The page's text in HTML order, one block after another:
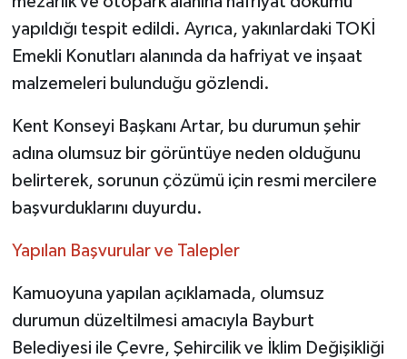
yapıldığı tespit edildi. Ayrıca, yakınlardaki TOKİ
Emekli Konutları alanında da hafriyat ve inşaat
malzemeleri bulunduğu gözlendi.
Kent Konseyi Başkanı Artar, bu durumun şehir
adına olumsuz bir görüntüye neden olduğunu
belirterek, sorunun çözümü için resmi mercilere
başvurduklarını duyurdu.
Yapılan Başvurular ve Talepler
Kamuoyuna yapılan açıklamada, olumsuz
durumun düzeltilmesi amacıyla Bayburt
Belediyesi ile Çevre, Şehircilik ve İklim Değişikliği